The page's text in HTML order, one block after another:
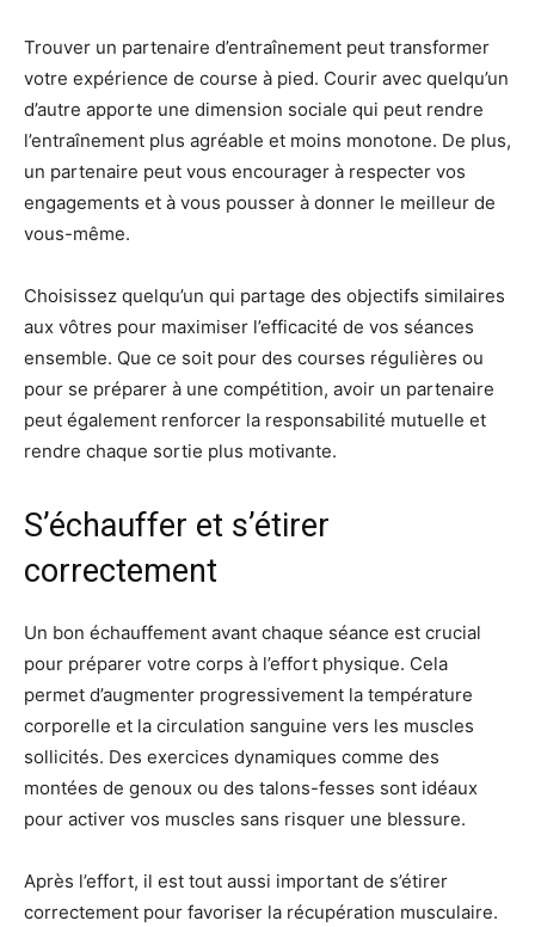
Trouver un partenaire d’entraînement peut transformer
votre expérience de course à pied. Courir avec quelqu’un
d’autre apporte une dimension sociale qui peut rendre
l’entraînement plus agréable et moins monotone. De plus,
un partenaire peut vous encourager à respecter vos
engagements et à vous pousser à donner le meilleur de
vous-même.
Choisissez quelqu’un qui partage des objectifs similaires
aux vôtres pour maximiser l’efficacité de vos séances
ensemble. Que ce soit pour des courses régulières ou
pour se préparer à une compétition, avoir un partenaire
peut également renforcer la responsabilité mutuelle et
rendre chaque sortie plus motivante.
S’échauffer et s’étirer
correctement
Un bon échauffement avant chaque séance est crucial
pour préparer votre corps à l’effort physique. Cela
permet d’augmenter progressivement la température
corporelle et la circulation sanguine vers les muscles
sollicités. Des exercices dynamiques comme des
montées de genoux ou des talons-fesses sont idéaux
pour activer vos muscles sans risquer une blessure.
Après l’effort, il est tout aussi important de s’étirer
correctement pour favoriser la récupération musculaire.